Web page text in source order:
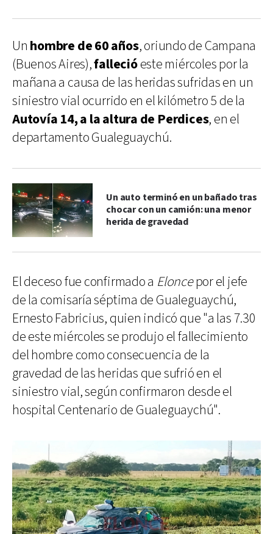
Un hombre de 60 años, oriundo de Campana
(Buenos Aires),fallecióeste miércoles por la
mañana a causa de las heridas sufridas en un
siniestro vial ocurrido en el kilómetro 5 de la
Autovía 14, a la altura de Perdices, en el
departamento Gualeguaychú.
Un auto terminó en un bañado tras
chocar con un camión: una menor
herida de gravedad
El deceso fue confirmado a Eloncepor el jefe
de la comisaría séptima de Gualeguaychú,
Ernesto Fabricius, quien indicó que "a las 7.30
de este miércoles se produjo el fallecimiento
del hombre como consecuencia de la
gravedad de las heridas que sufrió en el
siniestro vial, según confirmaron desde el
hospital Centenario de Gualeguaychú".